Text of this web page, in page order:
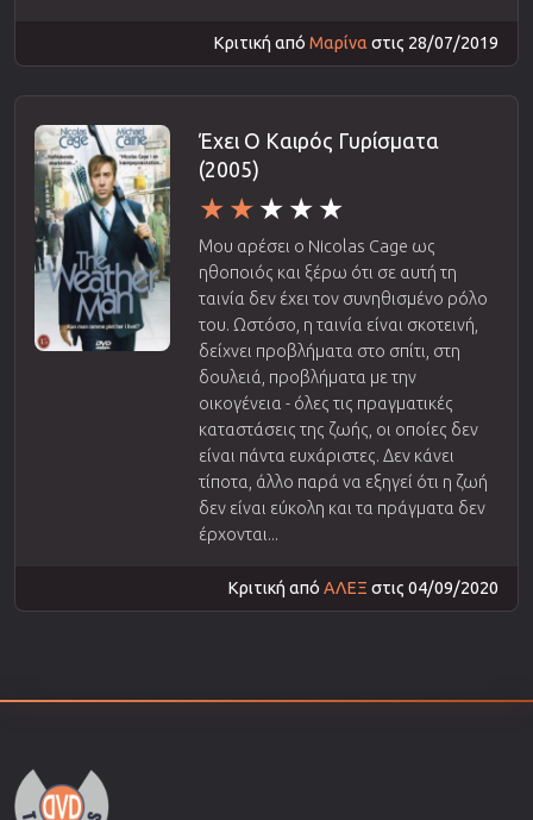
Κριτική από Μαρίνα στις 28/07/2019
Έχει Ο Καιρός Γυρίσματα
(2005)
Μου αρέσει ο Nicolas Cage ως
ηθοποιός και ξέρω ότι σε αυτή τη
ταινία δεν έχει τον συνηθισμένο ρόλο
του. Ωστόσο, η ταινία είναι σκοτεινή,
δείχνει προβλήματα στο σπίτι, στη
δουλειά, προβλήματα με την
οικογένεια - όλες τις πραγματικές
καταστάσεις της ζωής, οι οποίες δεν
είναι πάντα ευχάριστες. Δεν κάνει
τίποτα, άλλο παρά να εξηγεί ότι η ζωή
δεν είναι εύκολη και τα πράγματα δεν
έρχονται...
Κριτική από ΑΛΕΞ στις 04/09/2020